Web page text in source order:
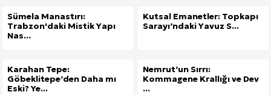
Sümela Manastırı:
Trabzon'daki Mistik Yapı
Nas...
Kutsal Emanetler: Topkapı
Sarayı’ndaki Yavuz S...
Karahan Tepe:
Göbeklitepe’den Daha mı
Eski? Ye...
Nemrut’un Sırrı:
Kommagene Krallığı ve Dev
...